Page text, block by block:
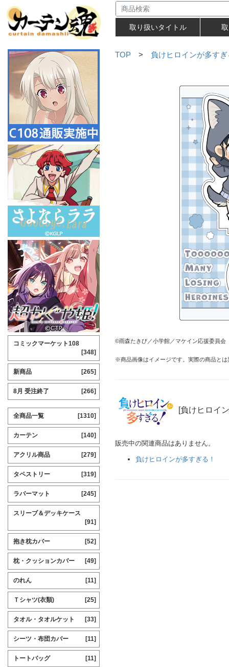
取り扱いタイトル
TOP > 負けヒロインが多す
©雨森たきび／小学館／マケイン応援委員会
※商品画像はイメージです。実際の商品と
[負けヒロイ
販売中の関連商品はありません。
負けヒロインが多すぎる！
コミックマーケット108
[348]
新商品 [265]
8月 受注終了 [266]
全商品一覧 [1310]
カーテン [140]
アクリル商品 [279]
タペストリー [319]
ラバーマット [245]
スリーブ＆デッキケース
[91]
抱き枕カバー [52]
枕・クッションカバー [49]
のれん [11]
Ｔシャツ(衣類) [25]
タオル・タオルケット [33]
シーツ・布団カバー [11]
トートバッグ [11]